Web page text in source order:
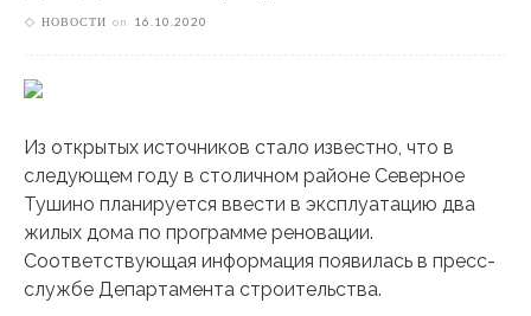
НОВОСТИ on 16.10.2020
Из открытых источников стало известно, что в
следующем году в столичном районе Северное
Тушино планируется ввести в эксплуатацию два
жилых дома по программе реновации.
Соответствующая информация появилась в пресс-
службе Департамента строительства.